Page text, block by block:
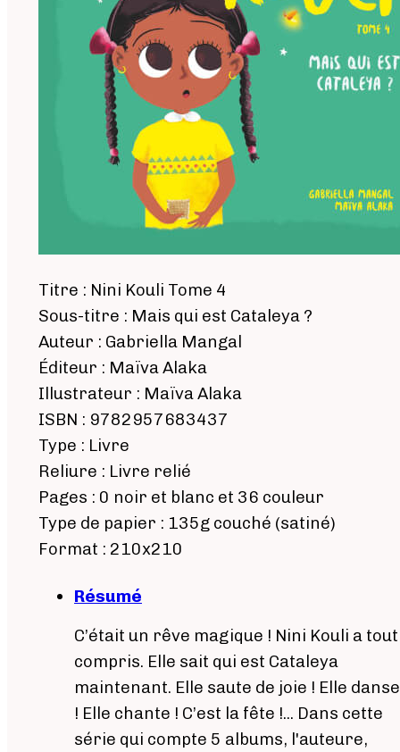
Titre : Nini Kouli Tome 4
Sous-titre : Mais qui est Cataleya ?
Auteur : Gabriella Mangal
Éditeur : Maïva Alaka
Illustrateur : Maïva Alaka
ISBN : 9782957683437
Type : Livre
Reliure : Livre relié
Pages : 0 noir et blanc et 36 couleur
Type de papier : 135g couché (satiné)
Format : 210x210
Résumé
C’était un rêve magique ! Nini Kouli a tout
compris. Elle sait qui est Cataleya
maintenant. Elle saute de joie ! Elle danse
! Elle chante ! C’est la fête !... Dans cette
série qui compte 5 albums, l'auteure,